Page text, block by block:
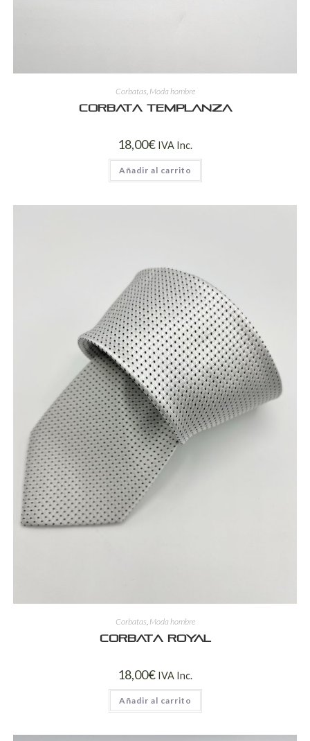
Corbatas, Moda hombre
Corbata Templanza
18,00€ IVA Inc.
Añadir al carrito
Corbatas Moda hombre
Corbata Royal
18,00€ IVA Inc.
Añadir al carrito